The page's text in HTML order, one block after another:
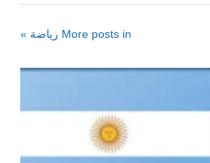
More posts in رياضة »